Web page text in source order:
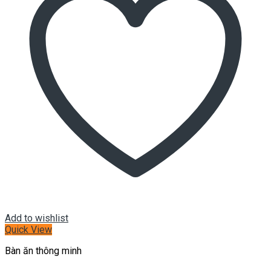
Add to wishlist
Quick View
Bàn ăn thông minh